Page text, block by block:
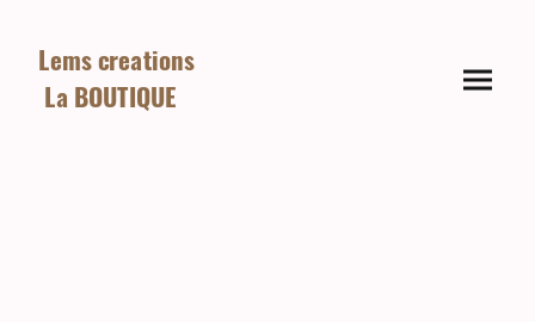
Lems creations
La BOUTIQUE